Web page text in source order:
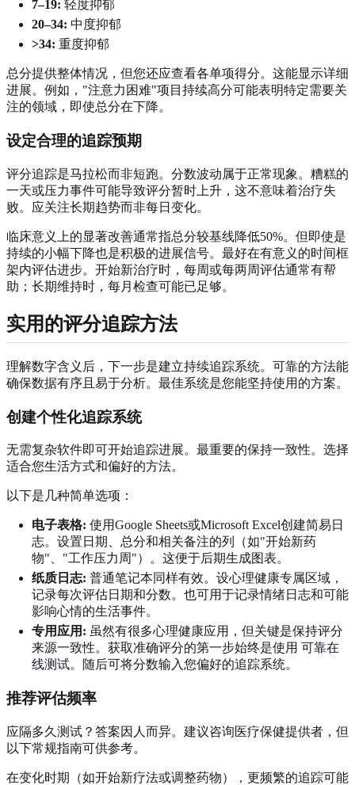
7–19: 轻度抑郁
20–34: 中度抑郁
>34: 重度抑郁
总分提供整体情况，但您还应查看各单项得分。这能显示详细
进展。例如，"注意力困难"项目持续高分可能表明特定需要关
注的领域，即使总分在下降。
设定合理的追踪预期
评分追踪是马拉松而非短跑。分数波动属于正常现象。糟糕的
一天或压力事件可能导致评分暂时上升，这不意味着治疗失
败。应关注长期趋势而非每日变化。
临床意义上的显著改善通常指总分较基线降低50%。但即使是
持续的小幅下降也是积极的进展信号。最好在有意义的时间框
架内评估进步。开始新治疗时，每周或每两周评估通常有帮
助；长期维持时，每月检查可能已足够。
实用的评分追踪方法
理解数字含义后，下一步是建立持续追踪系统。可靠的方法能
确保数据有序且易于分析。最佳系统是您能坚持使用的方案。
创建个性化追踪系统
无需复杂软件即可开始追踪进展。最重要的保持一致性。选择
适合您生活方式和偏好的方法。
以下是几种简单选项：
电子表格: 使用Google Sheets或Microsoft Excel创建简易日
志。设置日期、总分和相关备注的列（如"开始新药
物"、"工作压力周"）。这便于后期生成图表。
纸质日志: 普通笔记本同样有效。设心理健康专属区域，
记录每次评估日期和分数。也可用于记录情绪日志和可能
影响心情的生活事件。
专用应用: 虽然有很多心理健康应用，但关键是保持评分
来源一致性。获取准确评分的第一步始终是使用 可靠在
线测试。随后可将分数输入您偏好的追踪系统。
推荐评估频率
应隔多久测试？答案因人而异。建议咨询医疗保健提供者，但
以下常规指南可供参考。
在变化时期（如开始新疗法或调整药物），更频繁的追踪可能